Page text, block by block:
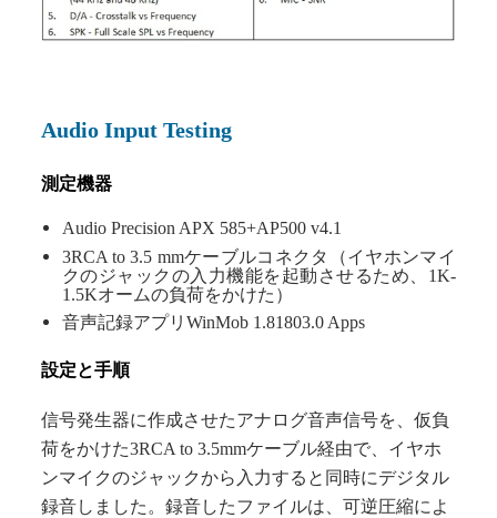
Audio Input Testing
測定機器
Audio Precision APX 585+AP500 v4.1
3RCA to 3.5 mmケーブルコネクタ（イヤホンマイ
クのジャックの入力機能を起動させるため、1K-
1.5Kオームの負荷をかけた）
音声記録アプリWinMob 1.81803.0 Apps
設定と手順
信号発生器に作成させたアナログ音声信号を、仮負
荷をかけた3RCA to 3.5mmケーブル経由で、イヤホ
ンマイクのジャックから入力すると同時にデジタル
録音しました。録音したファイルは、可逆圧縮によ